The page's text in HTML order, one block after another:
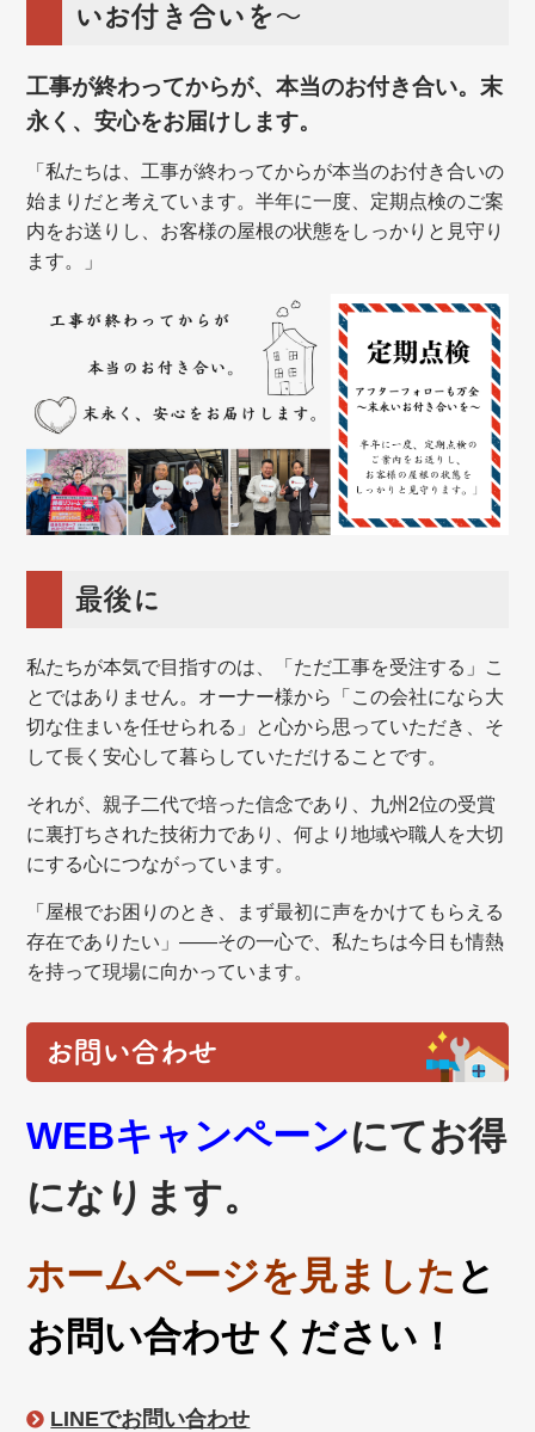
いお付き合いを～
工事が終わってからが、本当のお付き合い。末
永く、安心をお届けします。
「私たちは、工事が終わってからが本当のお付き合いの
始まりだと考えています。半年に一度、定期点検のご案
内をお送りし、お客様の屋根の状態をしっかりと見守り
ます。」
最後に
私たちが本気で目指すのは、「ただ工事を受注する」こ
とではありません。オーナー様から「この会社になら大
切な住まいを任せられる」と心から思っていただき、そ
して長く安心して暮らしていただけることです。
それが、親子二代で培った信念であり、九州2位の受賞
に裏打ちされた技術力であり、何より地域や職人を大切
にする心につながっています。
「屋根でお困りのとき、まず最初に声をかけてもらえる
存在でありたい」——その一心で、私たちは今日も情熱
を持って現場に向かっています。
お問い合わせ
WEBキャンペーンにてお得
になります。
ホームページを見ました と
お問い合わせください！
LINEでお問い合わせ